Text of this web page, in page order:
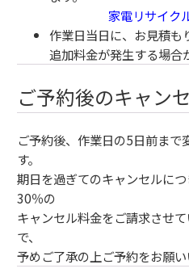
家電リサイク
作業日当日に、お見積も
追加料金が発生する場合
ご予約後のキャン
ご予約後、作業日の5日前まで
す。
期日を過ぎてのキャンセルに
30％の
キャンセル料金をご請求させ
で、
予めご了承の上ご予約をお願い